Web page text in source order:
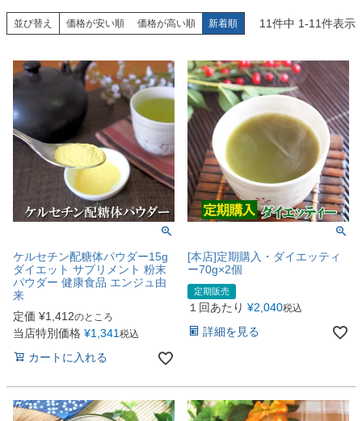
並び替え 価格が安い順 価格が高い順 新着順 11件中 1-11件表示
ケルセチン配糖体パウダー15g
ダイエット サプリメント 粉末
パウダー 健康食品 エンジュ由
来
定価 ¥1,412のところ
当店特別価格 ¥1,341税込
カートに入れる
[本店]定期購入・ダイエッティ
ー70g×2個
定期販売
１回あたり ¥2,040税込
詳細を見る